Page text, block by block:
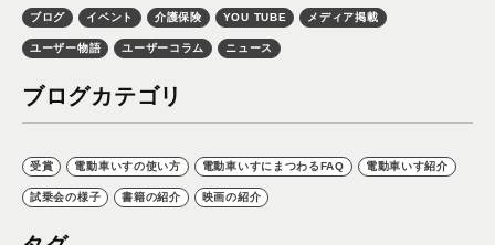
ブログ イベント 介護保険 YOU TUBE メディア掲載
ユーザー物語 ユーザーコラム ニュース
ブログカテゴリ
受賞 電動車いすの使い方 電動車いすにまつわるFAQ 電動車いす紹介
試乗会の様子 書籍の紹介 映画の紹介